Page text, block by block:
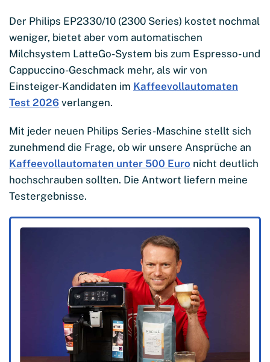
Der Philips EP2330/10 (2300 Series) kostet nochmal
weniger, bietet aber vom automatischen
Milchsystem LatteGo-System bis zum Espresso- und
Cappuccino-Geschmack mehr, als wir von
Einsteiger-Kandidaten im Kaffeevollautomaten
Test 2026 verlangen.
Mit jeder neuen Philips Series-Maschine stellt sich
zunehmend die Frage, ob wir unsere Ansprüche an
Kaffeevollautomaten unter 500 Euro nicht deutlich
hochschrauben sollten. Die Antwort liefern meine
Testergebnisse.